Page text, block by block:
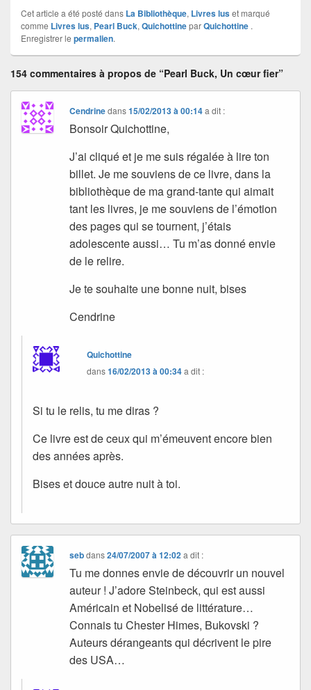
Cet article a été posté dans La Bibliothèque, Livres luset marqué
comme Livres lus, Pearl Buck, QuichottineparQuichottine .
Enregistrer le permalien.
154 commentaires à propos de “Pearl Buck, Un cœur fier”
Cendrinedans15/02/2013 à 00:14 a dit :
Bonsoir Quichottine,
J’ai cliqué et je me suis régalée à lire ton
billet. Je me souviens de ce livre, dans la
bibliothèque de ma grand-tante qui aimait
tant les livres, je me souviens de l’émotion
des pages qui se tournent, j’étais
adolescente aussi… Tu m’as donné envie
de le relire.
Je te souhaite une bonne nuit, bises
Cendrine
Quichottine
dans16/02/2013 à 00:34a dit :
Si tu le relis, tu me diras ?
Ce livre est de ceux qui m’émeuvent encore bien
des années après.
Bises et douce autre nuit à toi.
sebdans24/07/2007 à 12:02 a dit :
Tu me donnes envie de découvrir un nouvel
auteur ! J’adore Steinbeck, qui est aussi
Américain et Nobelisé de littérature…
Connais tu Chester Himes, Bukovski ?
Auteurs dérangeants qui décrivent le pire
des USA…